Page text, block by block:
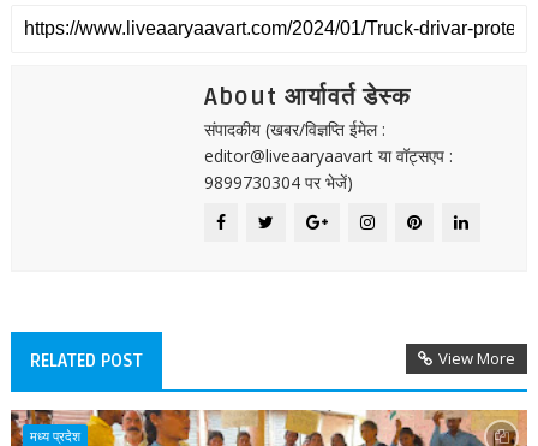
About आर्यावर्त डेस्क
संपादकीय (खबर/विज्ञप्ति ईमेल :
editor@liveaaryaavart या वॉट्सएप :
9899730304 पर भेजें)
RELATED POST View More
मध्य प्रदेश